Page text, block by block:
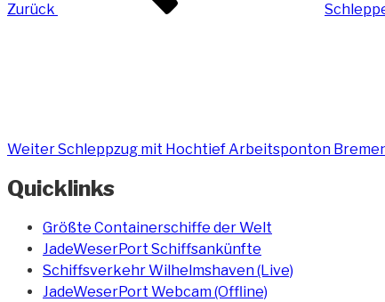
Zurück
WeiterSchleppzug mit Hochtief Arbeitsponton
Quicklinks
Größte Containerschiffe der Welt
JadeWeserPort Schiffsankünfte
Schiffsverkehr Wilhelmshaven (Live)
JadeWeserPort Webcam (Offline)